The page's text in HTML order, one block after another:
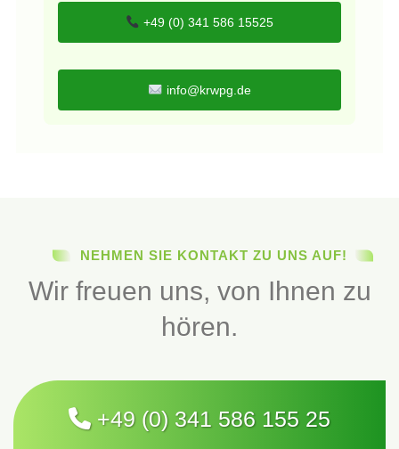
+49 (0) 341 586 15525
info@krwpg.de
NEHMEN SIE KONTAKT ZU UNS AUF!
Wir freuen uns, von Ihnen zu
hören.
+49 (0) 341 586 155 25